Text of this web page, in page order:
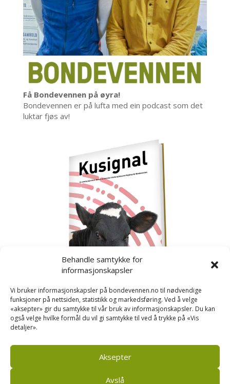
Behandle samtykke for
informasjonskapsler
Vi bruker informasjonskapsler på bondevennen.no til nødvendige
funksjoner på nettsiden, statistikk og markedsføring. Ved å velge
«aksepter» gir du samtykke til vår bruk av informasjonskapsler. Du kan
også velge hvilke formål du vil gi samtykke til ved å trykke på «Vis
detaljer».
Aksepter
Avslå
Få Bondevennen på øyra!
Bondevennen er på lufta med ein podcast som det
luktar fjøs av!
Kusignal